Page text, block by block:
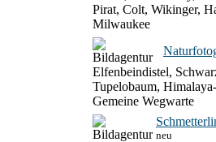
Pirat, Colt, Wikinger,
Milwaukee
Elfenbeindistel,
Tupelobaum,
Gemeine Wegwarte
neu